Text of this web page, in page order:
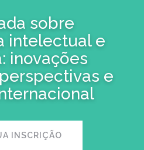
sobre
intelectual e
inovações
e
INSCRIÇÃO